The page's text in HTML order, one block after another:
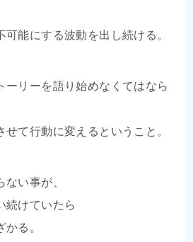
可能にする波動を出し続ける。
ーリーを語り始めなくてはなら
て行動に変えるということ。
い事が、
続けていたら
る。